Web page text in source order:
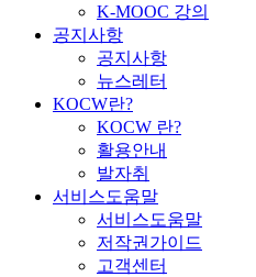
K-MOOC 강의
공지사항
공지사항
뉴스레터
KOCW란?
KOCW 란?
활용안내
발자취
서비스도움말
서비스도움말
저작권가이드
고객센터